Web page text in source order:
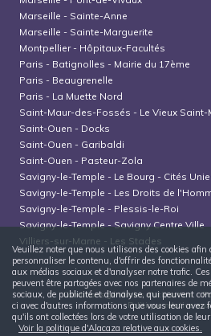
Marseille - Sainte-Anne
Marseille - Sainte-Marguerite
Montpellier- Hôpitaux-Facultés
Paris - Batignolles - Mairie du 17ème
Paris - Beaugrenelle
Paris - La Muette Nord
Saint-Maur-des-Fossés - Le Vieux Saint-
Saint-Ouen - Docks
Saint-Ouen - Garibaldi
Saint-Ouen - Pasteur-Zola
Savigny-le-Temple - Le Bourg - Cités
Savigny-le-Temple - Les Droits de
Savigny-le-Temple - Plessis-le-Roi
Savigny-le-Temple-Savigny Centre Ville
Villiers-sur-Marne - Les Stades
Conditions générales d'utilisation
Politique relative aux
Veuillez noter que nous utilisons des cookies afin
personnaliser le contenu, d'offrir des
aux médias sociaux et d'analyser notre trafic. Ces
peuvent être partagées avec nos partenaires de
sociaux, de publicité et d'analyse, qui peuvent
ci avec d'autres informations que vous leur avez
qu'ils ont collectées lors de votre utilisation de
Voir la politique d'Alacaza relative aux cookies.